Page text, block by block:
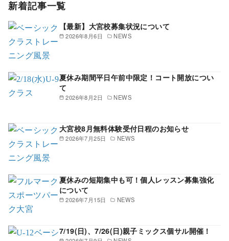
新着記事一覧
2026年8月6日 NEWS
【最新】大宮校募集状況について
2026年8月2日 NEWS
夏休み期間平日午前中限定！コート開放につい
て
2026年7月25日 NEWS
大宮校8月無料体験受付日程のお知らせ
2026年7月15日 NEWS
夏休みの短期集中も可！個人レッスン募集強化
について
7/19(日)、7/26(日)親子ミックス個サル開催！